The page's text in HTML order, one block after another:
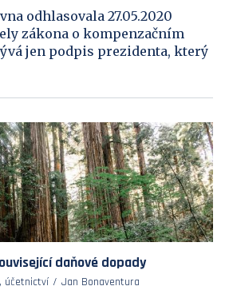
odhlasovala 27.05.2020
zákona o kompenzačním
jen podpis prezidenta, který
daňové dopady
účetnictví Jan Bonaventura